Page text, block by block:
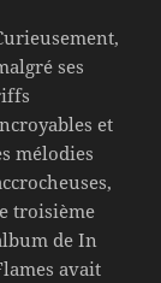
ses
et
mélodies
troisième
de In
avait